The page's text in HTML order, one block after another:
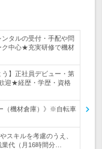
ンタルの受付・手配や問
ク中心★充実研修で機材
う】正社員デビュー・第
迎★経歴・学歴・資格
（機材倉庫）》※自転車
スキルを考慮のうえ、
代（月16時間分…